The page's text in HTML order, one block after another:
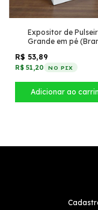
Expositor de
Grande em pé
R$ 53,89
R$ 51,20 NO PIX